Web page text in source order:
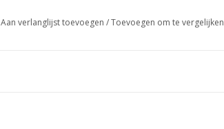
Aan verlanglijst toevoegen /Toevoegen om te vergelijken